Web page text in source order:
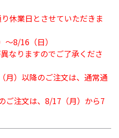
休業日とさせていただきま
～8/16（日）
なりますのでご了承くださ
月）以降のご注文は、通常通
ご注文は、8/17（月）から7